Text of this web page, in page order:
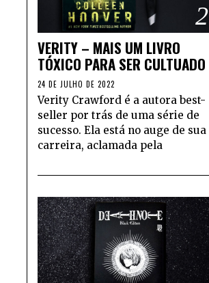
2
VERITY – MAIS UM LIVRO
TÓXICO PARA SER CULTUADO
24 DE JULHO DE 2022
Verity Crawford é a autora best-
seller por trás de uma série de
sucesso. Ela está no auge de sua
carreira, aclamada pela